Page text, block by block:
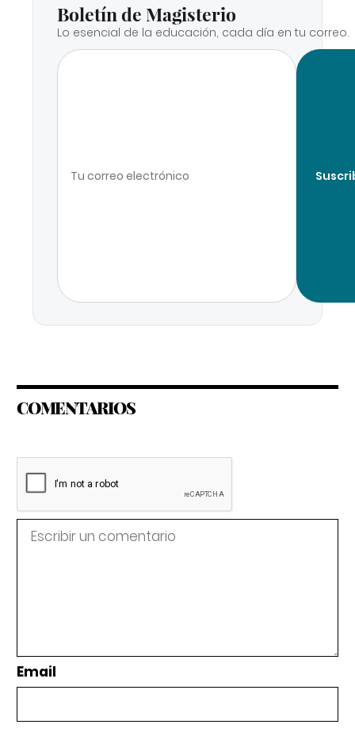
Boletín de Magisterio
Lo esencial de la educación, cada día en tu correo.
COMENTARIOS
Email